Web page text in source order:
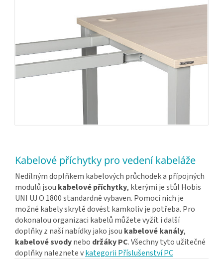
Kabelové příchytky pro vedení kabeláže
Nedílným doplňkem kabelových průchodek a přípojných
modulů jsou kabelové příchytky, kterými je stůl Hobis
UNI UJ O 1800 standardně vybaven. Pomocí nich je
možné kabely skrytě dovést kamkoliv je potřeba. Pro
dokonalou organizaci kabelů můžete vyžít i další
doplňky z naší nabídky jako jsou kabelové kanály,
kabelové svodynebo držáky PC. Všechny tyto užitečné
doplňky naleznete vkategorii Příslušenství PC